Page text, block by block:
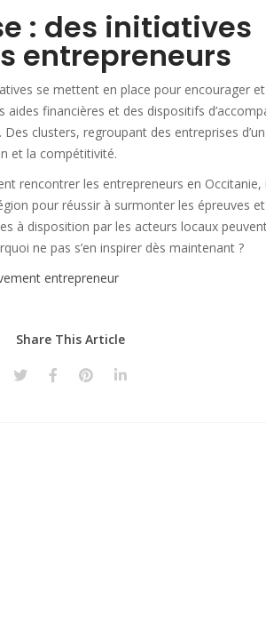
: des initiatives
entrepreneurs
se mettent en place pour encourager
financières et des dispositifs
clusters, regroupant des entreprises
et la compétitivité.
rencontrer les entrepreneurs en
pour réussir à surmonter les épreuves
à disposition par les acteurs locaux
ne pas s’en inspirer dès maintenant ?
entrepreneur
Share This Article